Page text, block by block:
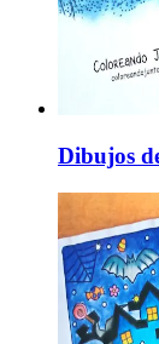
Dibujos